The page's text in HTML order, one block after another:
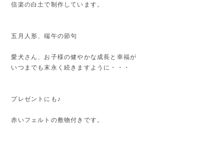
信楽の白土で制作しています。
五月人形、端午の節句
愛犬さん、お子様の健やかな成長と幸福が
いつまでも末永く続きますように・・・
プレゼントにも♪
赤いフェルトの敷物付きです。